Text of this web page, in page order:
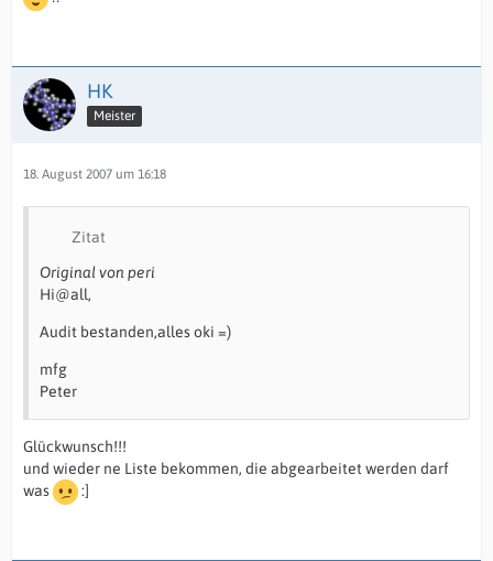
HK
Meister
18. August 2007 um 16:18
Zitat
Original von peri
Hi@all,
Audit bestanden,alles oki =)
mfg
Peter
Glückwunsch!!!
und wieder ne Liste bekommen, die abgearbeitet werden darf
was
:]